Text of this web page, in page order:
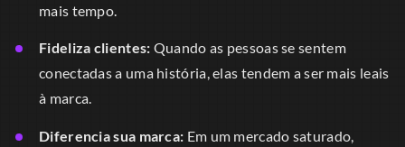
mais tempo.
Fideliza clientes: Quando as pessoas se sentem
conectadas a uma história, elas tendem a ser mais leais
à marca.
Diferencia sua marca: Em um mercado saturado,